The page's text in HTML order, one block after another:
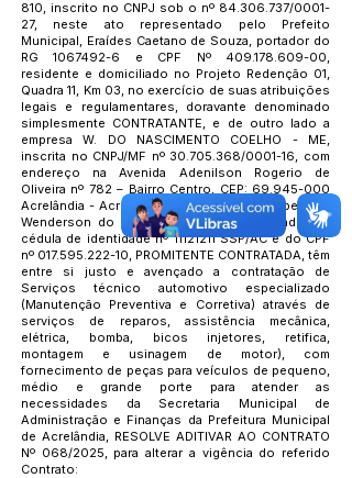
810, inscrito no CNPJ sob o nº 84.306.737/0001-
27, neste ato representado pelo Prefeito
Municipal, Eraídes Caetano de Souza, portador do
RG1067492-6 e CPF Nº 409.178.609-00
residente e domiciliado no Projeto Redenção 01,
Quadra 11, Km 03, no exercício de suas atribuições
legais e regulamentares, doravante denominado
simplesmente CONTRATANTE, e de outro lado a
empresa W. DO NASCIMENTO COELHO - ME,
inscrita no CNPJ/MF nº 30.705.368/0001-16, com
endereço na Avenida Adenilson Rogerio de
Oliveira nº 782 – Bairro Centro, CEP: 69.945-000
Acrelândia - Acre, representada neste ato pelo Sr.
Wenderson do Nascimento Coelho, portador da
cédula de identidade nº11121211SSP/AC e do CPF
nº 017.595.222-10 , PROMITENTE CONTRATADA, têm
entre si justo e avençado a contratação de
Serviços técnico automotivo especializado
(Manutenção Preventiva e Corretiva) através de
serviços de reparos, assistência mecânica,
elétrica, bomba, bicos injetores, retifica,
montagem e usinagem de motor), com
fornecimento de peças para veículos de pequeno,
médio e grande porte para atender as
necessidades da Secretaria Municipal de
Administração e Finanças da Prefeitura Municipal
de Acrelândia, RESOLVE ADITIVAR AO CONTRATO
Nº 068/2025, para alterar a vigência do referido
Contrato: